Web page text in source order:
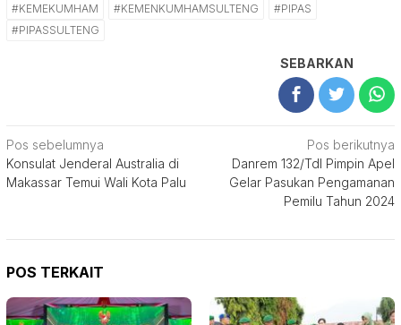
#KEMEKUMHAM #KEMENKUMHAMSULTENG
#PIPAS
#PIPASSULTENG
SEBARKAN
Navigasi
pos
Pos sebelumnya
Konsulat Jenderal Australia di
Makassar Temui Wali Kota Palu
Pos berikutnya
Danrem 132/Tdl Pimpin Apel
Gelar Pasukan Pengamanan
Pemilu Tahun 2024
POS TERKAIT